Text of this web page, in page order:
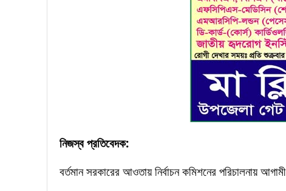
নিজস্ব প্রতিবেদক:
বর্তমান সরকারের আওতায় নির্বাচন কমিশনের পরিচালনায়